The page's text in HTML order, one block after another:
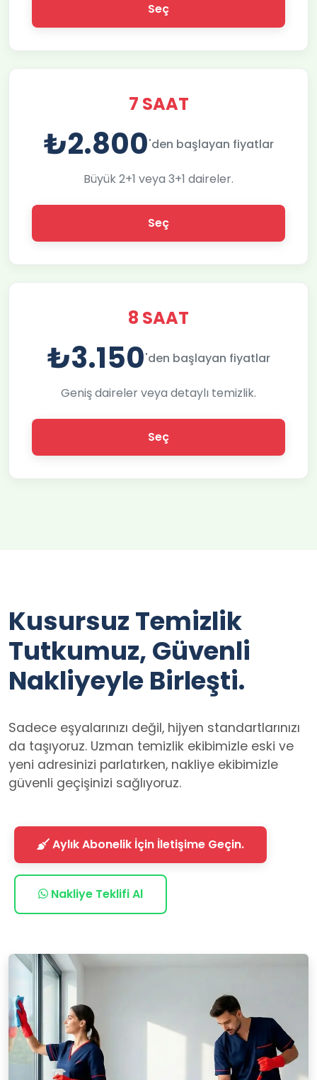
Seç
7 SAAT
₺2.800'den başlayan fiyatlar
Büyük 2+1 veya 3+1 daireler.
Seç
8 SAAT
₺3.150'den başlayan fiyatlar
Geniş daireler veya detaylı temizlik.
Seç
Kusursuz Temizlik
Tutkumuz, Güvenli
Nakliyeyle Birleşti.
Sadece eşyalarınızı değil, hijyen standartlarınızı
da taşıyoruz. Uzman temizlik ekibimizle eski ve
yeni adresinizi parlatırken, nakliye ekibimizle
güvenli geçişinizi sağlıyoruz.
Aylık Abonelik İçin İletişime Geçin.
Nakliye Teklifi Al